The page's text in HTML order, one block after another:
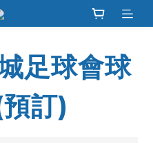
足球會球
訂)